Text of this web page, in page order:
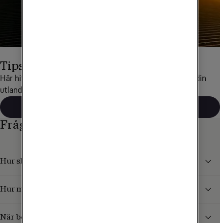
Tips för utlandsresor
Här hittar du det mesta som rör data och telefoni under din
utlandsresa.
Frågor och svar
Hur skyddar jag mig från höga kostnader i utlandet?
Hur mycket kan jag surfa utomlands?
När börjar jag betala för surf och samtal i utlandet?